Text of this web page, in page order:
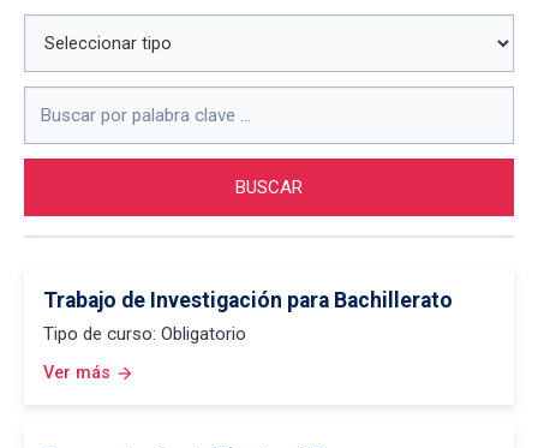
Trabajo de Investigación para Bachillerato
Tipo de curso: Obligatorio
Ver más arrow_forward